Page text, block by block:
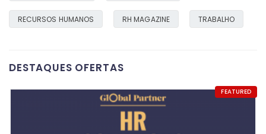
RECURSOS HUMANOS RH MAGAZINE TRABALHO
DESTAQUES OFERTAS
FEATURED